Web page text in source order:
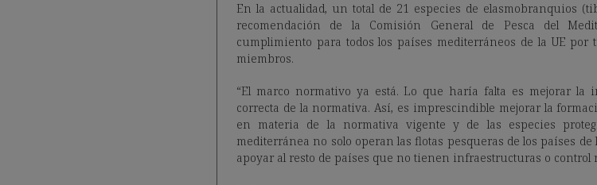
En la actualidad, un total de 21 especies de elasmobranquios
recomendación de la Comisión General de Pesca del
cumplimiento para todos los países mediterráneos de la UE
miembros.
“El marco normativo ya está. Lo que haría falta es mejorar la
correcta de la normativa. Así, es imprescindible mejorar la
en materia de la normativa vigente y de las especies
mediterránea no solo operan las flotas pesqueras de los países
apoyar al resto de países que no tienen infraestructuras o control